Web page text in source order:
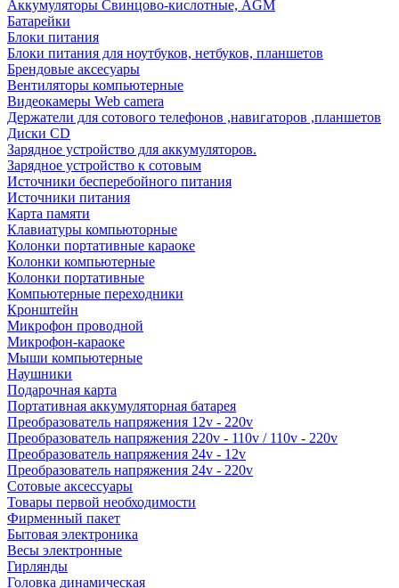
Аккумуляторы Свинцово-кислотные, AGM
Батарейки
Блоки питания
Блоки питания для ноутбуков, нетбуков, планшетов
Брендовые аксесуары
Вентиляторы компьютерные
Видеокамеры Web camera
Держатели для сотового телефонов ,навигаторов ,планшетов
Диски CD
Зарядное устройство для аккумуляторов.
Зарядное устройство к сотовым
Источники бесперебойного питания
Источники питания
Карта памяти
Клавиатуры компьюторные
Колонки портативные караоке
Колонки компьютерные
Колонки портативные
Компьютерные переходники
Кронштейн
Микрофон проводной
Микрофон-караоке
Мыши компьютерные
Наушники
Подарочная карта
Портативная аккумуляторная батарея
Преобразователь напряжения 12v - 220v
Преобразователь напряжения 220v - 110v / 110v - 220v
Преобразователь напряжения 24v - 12v
Преобразователь напряжения 24v - 220v
Сотовые аксессуары
Товары первой необходимости
Фирменный пакет
Бытовая электроника
Весы электронные
Гирлянды
Головка динамическая